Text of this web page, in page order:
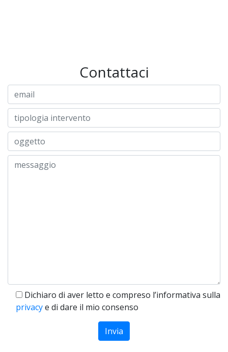
Contattaci
Dichiaro di aver letto e compreso l’informativa sulla
privacye di dare il mio consenso